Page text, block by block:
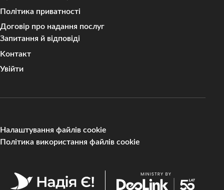
Політика приватності
Договір про надання послуг
Запитання й відповіді
Kонтакт
Увійти
Налаштування файлів cookie
Політика використання файлів cookie